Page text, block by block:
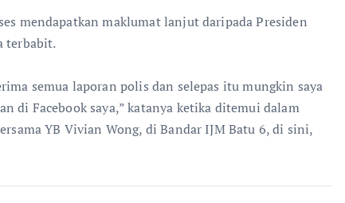
mendapatkan maklumat lanjut daripada Presiden
terbabit.
semua laporan polis dan selepas itu mungkin saya
di Facebook saya,” katanya ketika ditemui dalam
YB Vivian Wong, di Bandar IJM Batu 6, di sini,